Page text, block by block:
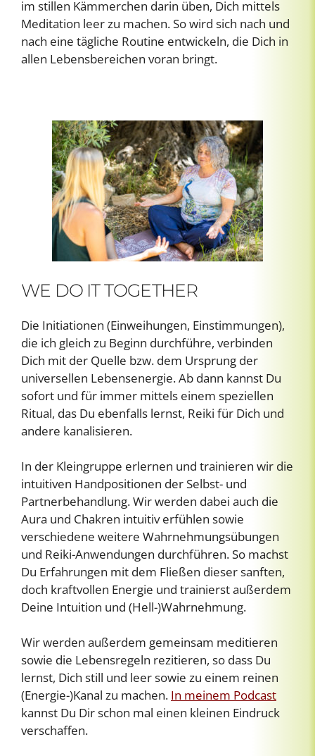
im stillen Kämmerchen darin üben, Dich mittels
Meditation leer zu machen. So wird sich nach und
nach eine tägliche Routine entwickeln, die Dich in
allen Lebensbereichen voran bringt.
WE DO IT TOGETHER
Die Initiationen (Einweihungen, Einstimmungen),
die ich gleich zu Beginn durchführe, verbinden
Dich mit der Quelle bzw. dem Ursprung der
universellen Lebensenergie. Ab dann kannst Du
sofort und für immer mittels einem speziellen
Ritual, das Du ebenfalls lernst, Reiki für Dich und
andere kanalisieren.
In der Kleingruppe erlernen und trainieren wir die
intuitiven Handpositionen der Selbst- und
Partnerbehandlung. Wir werden dabei auch die
Aura und Chakren intuitiv erfühlen sowie
verschiedene weitere Wahrnehmungsübungen
und Reiki-Anwendungen durchführen. So machst
Du Erfahrungen mit dem Fließen dieser sanften,
doch kraftvollen Energie und trainierst außerdem
Deine Intuition und (Hell-)Wahrnehmung.
Wir werden außerdem gemeinsam meditieren
sowie die Lebensregeln rezitieren, so dass Du
lernst, Dich still und leer sowie zu einem reinen
(Energie-)Kanal zu machen. In meinem Podcast
kannst Du Dir schon mal einen kleinen Eindruck
verschaffen.